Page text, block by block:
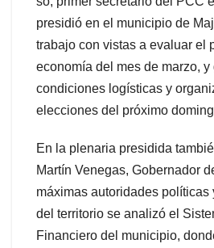
presidió en el municipio de
trabajo con vistas a evaluar el
economía del mes de marzo,
condiciones logísticas y
elecciones del próximo
En la plenaria presidida
Martín Venegas, Gobernador
máximas autoridades políticas
del territorio se analizó el
Financiero del municipio,